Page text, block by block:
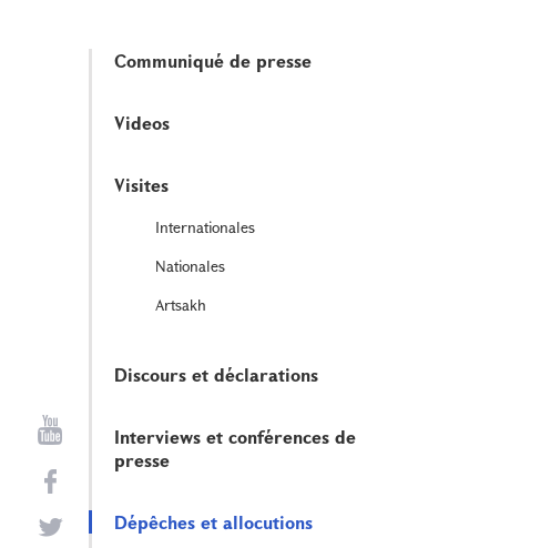
Communiqué de presse
Videos
Visites
Internationales
Nationales
Artsakh
Discours et déclarations
Interviews et conférences de
presse
Dépêches et allocutions